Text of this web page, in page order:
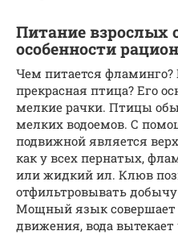
Питание взрослых
особенности
Чем питается фламинго?
прекрасная птица? Его
мелкие рачки. Птицы
мелких водоемов. С
подвижной является
как у всех пернатых,
или жидкий ил. Клюв
отфильтровывать
Мощный язык
движения, вода